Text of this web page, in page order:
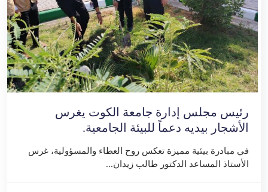
رئيس مجلس إدارة جامعة الكوت يغرس
الأشجار بيديه دعماً للبيئة الجامعية.
في مبادرة بيئية مميزة تعكس روح العطاء والمسؤولية، غرس
الأستاذ المساعد الدكتور طالب زيدان...